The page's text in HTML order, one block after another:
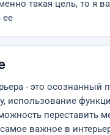
такая цель, то я
ее
- это осознанный
использование
переставить
важное в